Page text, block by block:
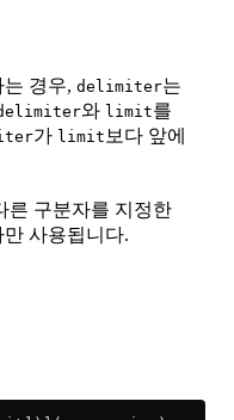
경우, delimiter는
와 limit를
가 limit보다 앞에
른 구분자를 지정한
사용됩니다.